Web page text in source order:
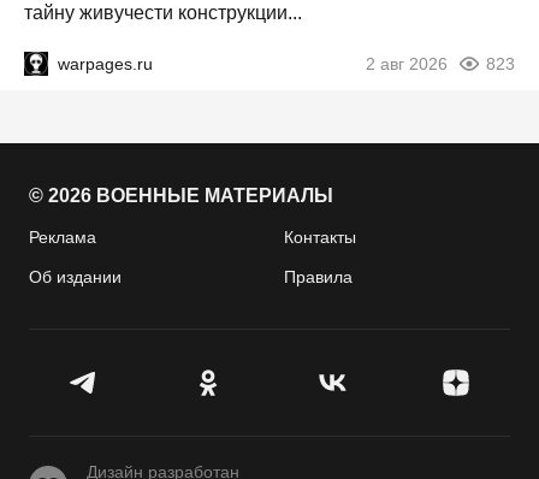
тайну живучести конструкции...
warpages.ru 2 авг 2026 823
© 2026 ВОЕННЫЕ МАТЕРИАЛЫ
Реклама Контакты
Об издании Правила